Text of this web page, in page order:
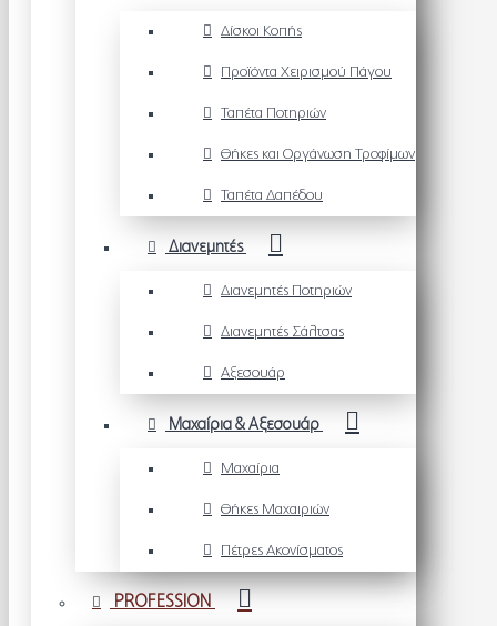
Δίσκοι Κοπής
Προϊόντα Χειρισμού Πάγου
Ταπέτα Ποτηριών
Θήκες και Οργάνωση Τροφίμων
Ταπέτα Δαπέδου
Διανεμητές
Διανεμητές Ποτηριών
Διανεμητές Σάλτσας
Αξεσουάρ
Μαχαίρια & Αξεσουάρ
Μαχαίρια
Θήκες Μαχαιριών
Πέτρες Ακονίσματος
PROFESSION